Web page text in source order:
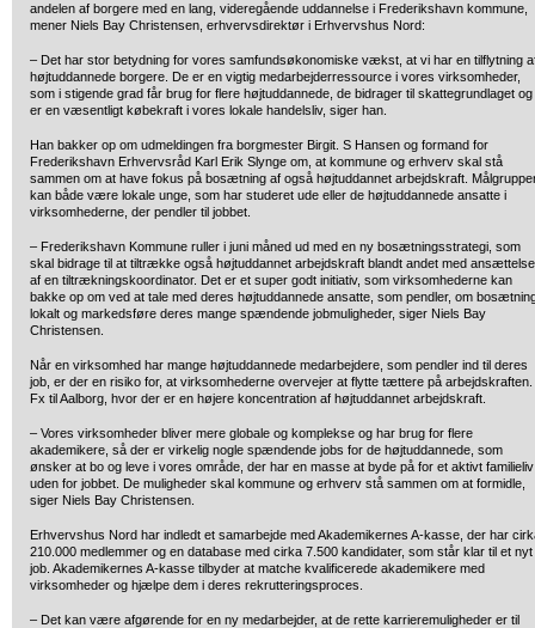
andelen af borgere med en lang, videregående uddannelse i Frederikshavn kommune,
mener Niels Bay Christensen, erhvervsdirektør i Erhvervshus Nord:
– Det har stor betydning for vores samfundsøkonomiske vækst, at vi har en tilflytning
højtuddannede borgere. De er en vigtig medarbejderressource i vores virksomheder,
som i stigende grad får brug for flere højtuddannede, de bidrager til skattegrundlaget og
er en væsentligt købekraft i vores lokale handelsliv, siger han.
Han bakker op om udmeldingen fra borgmester Birgit. S Hansen og formand for
Frederikshavn Erhvervsråd Karl Erik Slynge om, at kommune og erhverv skal stå
sammen om at have fokus på bosætning af også højtuddannet arbejdskraft.
kan både være lokale unge, som har studeret ude eller de højtuddannede ansatte i
virksomhederne, der pendler til jobbet.
– Frederikshavn Kommune ruller i juni måned ud med en ny bosætningsstrategi, som
skal bidrage til at tiltrække også højtuddannet arbejdskraft blandt andet med
af en tiltrækningskoordinator. Det er et super godt initiativ, som virksomhederne kan
bakke op om ved at tale med deres højtuddannede ansatte, som pendler, om
lokalt og markedsføre deres mange spændende jobmuligheder, siger Niels Bay
Christensen.
Når en virksomhed har mange højtuddannede medarbejdere, som pendler ind til deres
job, er der en risiko for, at virksomhederne overvejer at flytte tættere på arbejdskraften.
Fx til Aalborg, hvor der er en højere koncentration af højtuddannet arbejdskraft.
– Vores virksomheder bliver mere globale og komplekse og har brug for flere
akademikere, så der er virkelig nogle spændende jobs for de højtuddannede, som
ønsker at bo og leve i vores område, der har en masse at byde på for et aktivt familieliv
uden for jobbet. De muligheder skal kommune og erhverv stå sammen om at formidle,
siger Niels Bay Christensen.
Erhvervshus Nord har indledt et samarbejde med Akademikernes A-kasse, der har
210.000 medlemmer og en database med cirka 7.500 kandidater, som står klar til et nyt
job. Akademikernes A-kasse tilbyder at matche kvalificerede akademikere med
virksomheder og hjælpe dem i deres rekrutteringsproces.
– Det kan være afgørende for en ny medarbejder, at de rette karrieremuligheder er til